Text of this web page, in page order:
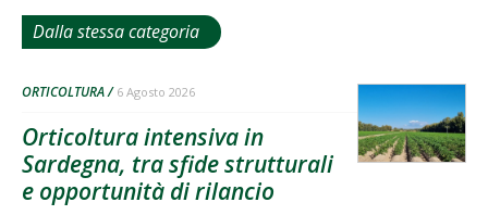
Dalla stessa categoria
ORTICOLTURA 6 Agosto 2026
Orticoltura intensiva in
Sardegna, tra sfide strutturali
e opportunità di rilancio